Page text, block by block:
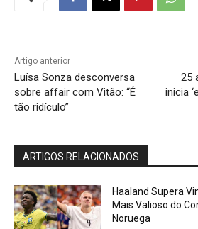
Artigo anterior
Luísa Sonza desconversa
sobre affair com Vitão: “É
tão ridículo”
25
inicia
ARTIGOS RELACIONADOS
Haaland Supera
Mais Valioso do
Noruega